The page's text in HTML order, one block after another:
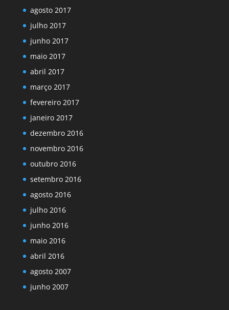
agosto 2017
julho 2017
junho 2017
maio 2017
abril 2017
março 2017
fevereiro 2017
janeiro 2017
dezembro 2016
novembro 2016
outubro 2016
setembro 2016
agosto 2016
julho 2016
junho 2016
maio 2016
abril 2016
agosto 2007
junho 2007